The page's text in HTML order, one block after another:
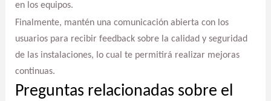
en los equipos.
Finalmente, mantén una comunicación abierta con los
usuarios para recibir feedback sobre la calidad y seguridad
de las instalaciones, lo cual te permitirá realizar mejoras
continuas.
Preguntas relacionadas sobre el